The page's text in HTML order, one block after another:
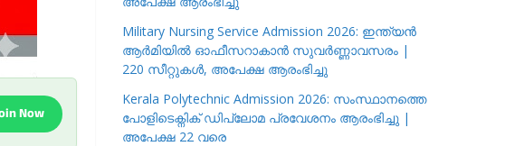
Now
Military Nursing Service Admission 2026: ഇന്ത്യൻ
ആർമിയിൽ ഓഫീസറാകാൻ സുവർണ്ണാവസരം |
220 സീറ്റുകൾ, അപേക്ഷ ആരംഭിച്ചു
Kerala Polytechnic Admission 2026: സംസ്ഥാനത്തെ
പോളിടെക്നിക് ഡിപ്ലോമ പ്രവേശനം ആരംഭിച്ചു |
അപേക്ഷ 22 വരെ